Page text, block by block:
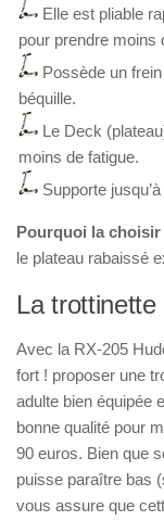
Elle est pliable
pour prendre moins
Possède un
béquille.
Le Deck
moins de fatigue.
Supporte
Pourquoi la choisir
le plateau rabaissé
La
Avec la RX-205
fort ! proposer une
adulte bien équipée
bonne qualité pour
90 euros. Bien que
puisse paraître bas
vous assure que